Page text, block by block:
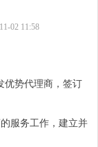
优势代理商，签订
服务工作，建立并
02 11:58